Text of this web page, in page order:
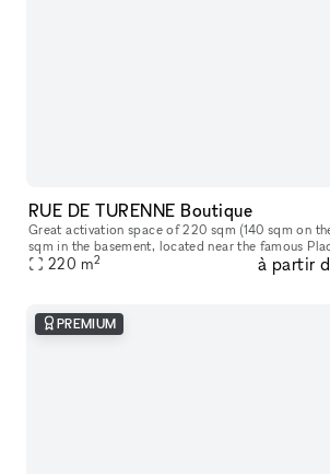
RUE DE TURENNE Boutique
Great activation space of 220 sqm (140 sqm on
sqm in the basement​,​ located near the famous
space offers great storefront on a popular street
220 m2 à partir
PREMIUM